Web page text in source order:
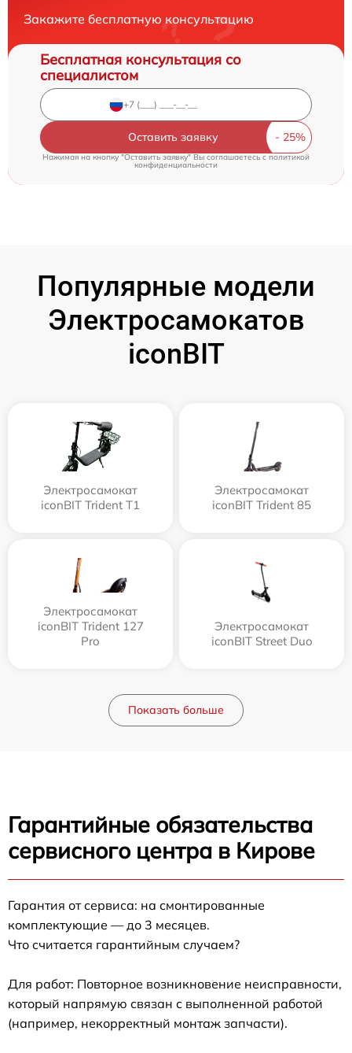
Закажите бесплатную консультацию
Бесплатная консультация со
специалистом
Оставить заявку
Нажимая на кнопку "Оставить заявку" Вы соглашаетесь cполитикой
конфиденциальности
Популярные модели
Электросамокатов
iconBIT
Электросамокат
iconBIT Trident T1
Электросамокат
iconBIT Trident 85
Электросамокат
iconBIT Trident 127
Pro
Электросамокат
iconBIT Street Duo
Показать больше
Гарантийные обязательства
сервисного центра в Кирове
Гарантия от сервиса: на смонтированные
комплектующие — до 3 месяцев.
Что считается гарантийным случаем?
Для работ: Повторное возникновение неисправности,
который напрямую связан с выполненной работой
(например, некорректный монтаж запчасти).